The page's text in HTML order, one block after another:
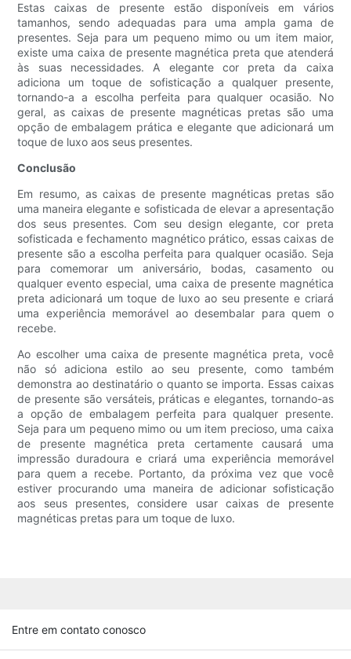
Estas caixas de presente estão disponíveis em vários
tamanhos, sendo adequadas para uma ampla gama de
presentes. Seja para um pequeno mimo ou um item maior,
existe uma caixa de presente magnética preta que atenderá
às suas necessidades. A elegante cor preta da caixa
adiciona um toque de sofisticação a qualquer presente,
tornando-a a escolha perfeita para qualquer ocasião. No
geral, as caixas de presente magnéticas pretas são uma
opção de embalagem prática e elegante que adicionará um
toque de luxo aos seus presentes.
Conclusão
Em resumo, as caixas de presente magnéticas pretas são
uma maneira elegante e sofisticada de elevar a apresentação
dos seus presentes. Com seu design elegante, cor preta
sofisticada e fechamento magnético prático, essas caixas de
presente são a escolha perfeita para qualquer ocasião. Seja
para comemorar um aniversário, bodas, casamento ou
qualquer evento especial, uma caixa de presente magnética
preta adicionará um toque de luxo ao seu presente e criará
uma experiência memorável ao desembalar para quem o
recebe.
Ao escolher uma caixa de presente magnética preta, você
não só adiciona estilo ao seu presente, como também
demonstra ao destinatário o quanto se importa. Essas caixas
de presente são versáteis, práticas e elegantes, tornando-as
a opção de embalagem perfeita para qualquer presente.
Seja para um pequeno mimo ou um item precioso, uma caixa
de presente magnética preta certamente causará uma
impressão duradoura e criará uma experiência memorável
para quem a recebe. Portanto, da próxima vez que você
estiver procurando uma maneira de adicionar sofisticação
aos seus presentes, considere usar caixas de presente
magnéticas pretas para um toque de luxo.
Entre em contato conosco